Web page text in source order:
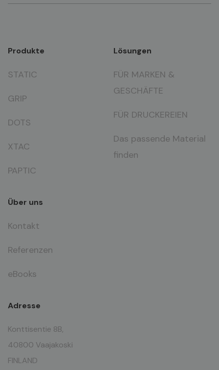
Produkte
STATIC
GRIP
DOTS
XTAC
PAPTIC
Lösungen
FÜR MARKEN &
GESCHÄFTE
FÜR DRUCKEREIEN
Das passende Material
finden
Über uns
Kontakt
Referenzen
eBooks
Adresse
Konttisentie 8B,
40800 Vaajakoski
FINLAND